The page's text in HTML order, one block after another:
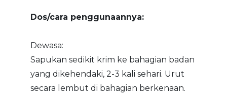
Dos/cara penggunaannya:
Dewasa:
Sapukan sedikit krim ke bahagian badan
yang dikehendaki, 2-3 kali sehari. Urut
secara lembut di bahagian berkenaan.